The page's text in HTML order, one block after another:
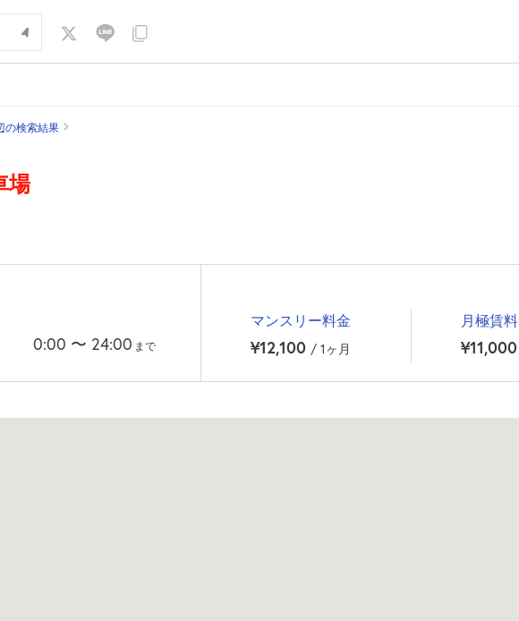
の検索結果
場
0:00 〜 24:00 まで
マンスリー料金
¥12,100 / 1ヶ月
月極賃料
¥11,000